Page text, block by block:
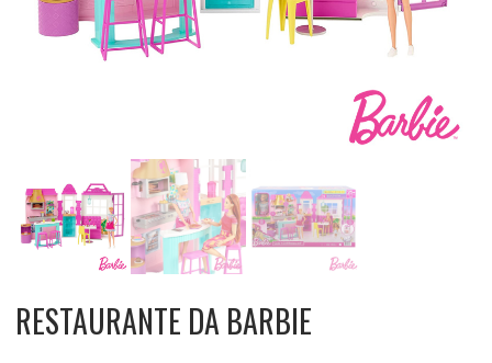
RESTAURANTE DA BARBIE